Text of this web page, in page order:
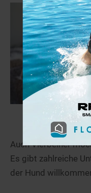
Auch Vierbeiner
Es gibt zahlreiche
der Hund